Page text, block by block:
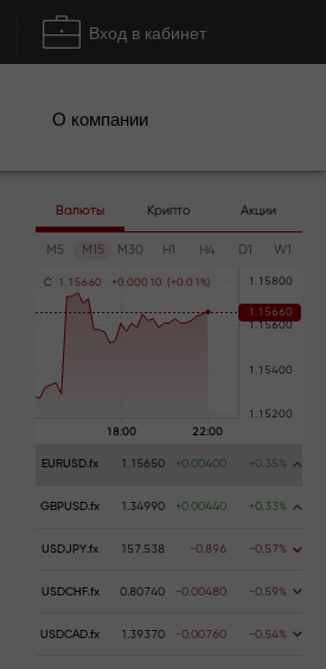
Вход в кабинет
О компании
Валюты Крипто Акции
M5 M15 M30 H1 H4 D1 W1
C 1 . 1 5660 +0 .000 1 0 (+0 .0 1 %
EURUSD.fx 1.15650 +0.00400 +0.35%
GBPUSD.fx 1.34990 +0.00440 +0.33%
USDJPY.fx 157.538 -0.896 -0.57%
USDCHF.fx 0.80740 -0.00480 -0.59%
USDCAD.fx 1.39370 -0.00760 -0.54%